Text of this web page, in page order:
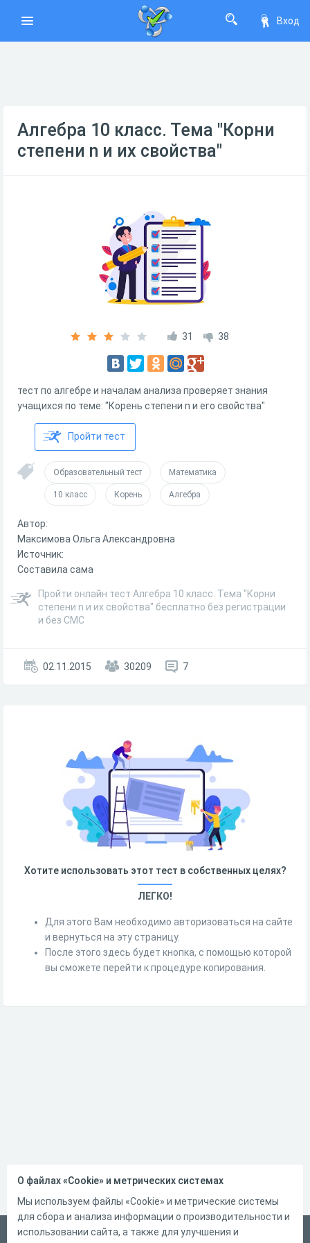
Вход
Алгебра 10 класс. Тема "Корни
степени n и их свойства"
31 38
тест по алгебре и началам анализа проверяет знания
учащихся по теме: "Корень степени n и его свойства"
Пройти тест
Образовательный тест Математика
10 класс Корень Алгебра
Автор:
Максимова Ольга Александровна
Источник:
Составила сама
Пройти онлайн тест Алгебра 10 класс. Тема "Корни
степени n и их свойства" бесплатно без регистрации
и без СМС
02.11.2015 30209 7
Хотите использовать этот тест в собственных целях?
ЛЕГКО!
Для этого Вам необходимо авторизоваться на сайте
и вернуться на эту страницу.
После этого здесь будет кнопка, с помощью которой
вы сможете перейти к процедуре копирования.
Русский
О файлах «Cookie» и метрических системах
Мы используем файлы «Cookie» и метрические системы
для сбора и анализа информации о производительности и
использовании сайта, а также для улучшения и